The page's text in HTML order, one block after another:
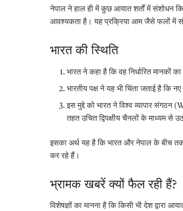
नेपाल ने हाल ही में कुछ आयात शर्तों में संशोधन
आवश्यकता है। यह प्रक्रिया आम जैसे फलों में
भारत की स्थिति
भारत ने कहा है कि वह निर्धारित मानकों
भारतीय पक्ष ने यह भी चिंता जताई है कि नए
इस मुद्दे को भारत ने विश्व व्यापार संगठन (
तहत उचित द्विपक्षीय चैनलों के माध्यम से
इसका अर्थ यह है कि भारत और नेपाल के बीच
कर रहे हैं।
भ्रामक खबरें क्यों फैल रही हैं?
विशेषज्ञों का मानना है कि किसी भी देश द्वारा